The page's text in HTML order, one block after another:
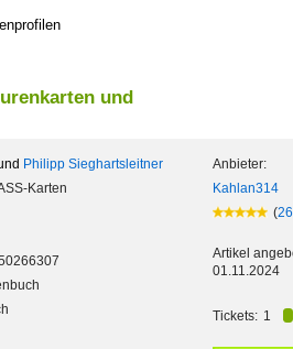
und
Philipp Sieghartsleitner
Karten
Anbieter:
Kahlan314
(
Artikel
01.11.2024
Tickets: 1